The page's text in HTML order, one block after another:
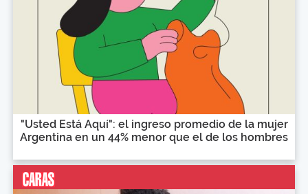
"Usted Está Aquí": el ingreso promedio de la mujer
Argentina en un 44% menor que el de los hombres